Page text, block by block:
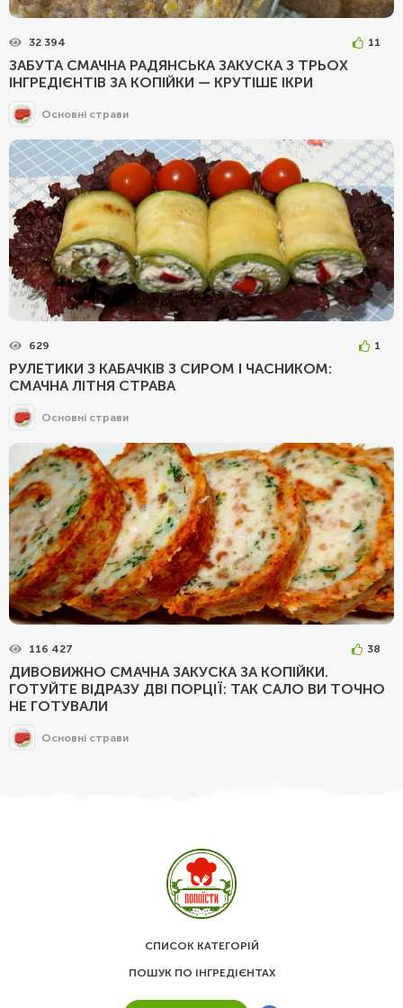
32 394 11
ЗАБУТА СМАЧНА РАДЯНСЬКА ЗАКУСКА З ТРЬОХ
ІНГРЕДІЄНТІВ ЗА КОПІЙКИ — КРУТІШЕ ІКРИ
Основні страви
629 1
РУЛЕТИКИ З КАБАЧКІВ З СИРОМ І ЧАСНИКОМ:
СМАЧНА ЛІТНЯ СТРАВА
Основні страви
116 427 38
ДИВОВИЖНО СМАЧНА ЗАКУСКА ЗА КОПІЙКИ.
ГОТУЙТЕ ВІДРАЗУ ДВІ ПОРЦІЇ: ТАК САЛО ВИ ТОЧНО
НЕ ГОТУВАЛИ
Основні страви
СПИСОК КАТЕГОРІЙ
ПОШУК ПО ІНГРЕДІЄНТАХ